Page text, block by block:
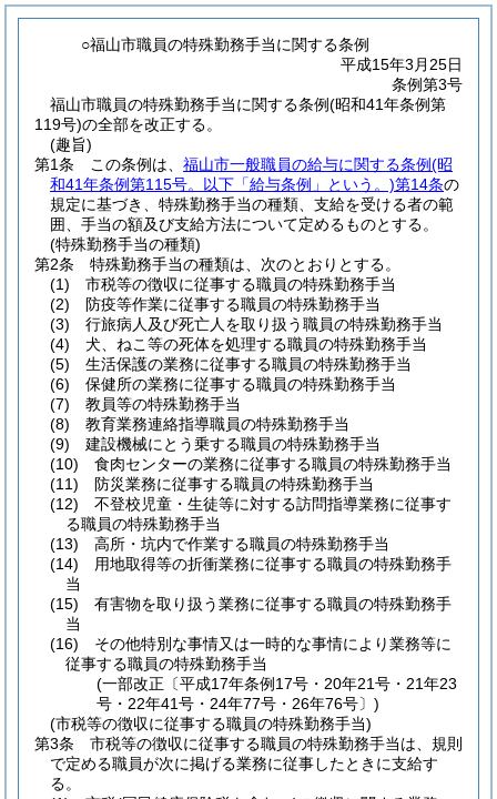
○福山市職員の特殊勤務手当に関する条例
平成15年3月25日
条例第3号
福山市職員の特殊勤務手当に関する条例(昭和41年条例第
119号)の全部を改正する。
(趣旨)
第1条
この条例は、 福山市一般職員の給与に関する条例(昭
和41年条例第115号。以下「給与条例」という。)第14条の
規定に基づき、特殊勤務手当の種類、支給を受ける者の範
囲、手当の額及び支給方法について定めるものとする。
(特殊勤務手当の種類)
第2条
特殊勤務手当の種類は、次のとおりとする。
(1)
市税等の徴収に従事する職員の特殊勤務手当
(2)
防疫等作業に従事する職員の特殊勤務手当
(3)
行旅病人及び死亡人を取り扱う職員の特殊勤務手当
(4)
犬、ねこ等の死体を処理する職員の特殊勤務手当
(5)
生活保護の業務に従事する職員の特殊勤務手当
(6)
保健所の業務に従事する職員の特殊勤務手当
(7)
教員等の特殊勤務手当
(8)
教育業務連絡指導職員の特殊勤務手当
(9)
建設機械にとう乗する職員の特殊勤務手当
(10)
食肉センターの業務に従事する職員の特殊勤務手当
(11)
防災業務に従事する職員の特殊勤務手当
(12)
不登校児童・生徒等に対する訪問指導業務に従事す
る職員の特殊勤務手当
(13)
高所・坑内で作業する職員の特殊勤務手当
(14)
用地取得等の折衝業務に従事する職員の特殊勤務手
当
(15)
有害物を取り扱う業務に従事する職員の特殊勤務手
当
(16)
その他特別な事情又は一時的な事情により業務等に
従事する職員の特殊勤務手当
(一部改正〔平成17年条例17号・20年21号・21年23
号・22年41号・24年77号・26年76号〕)
(市税等の徴収に従事する職員の特殊勤務手当)
第3条
市税等の徴収に従事する職員の特殊勤務手当は、規則
で定める職員が次に掲げる業務に従事したときに支給す
る。